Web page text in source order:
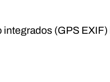
integrados (GPS